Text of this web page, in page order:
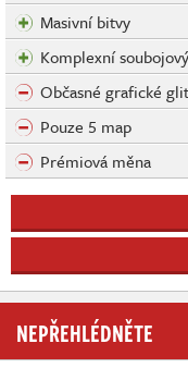
Masivní bitvy
Komplexní
Občasné grafické
Pouze 5 map
Prémiová měna
NEPŘEHLÉDNĚTE